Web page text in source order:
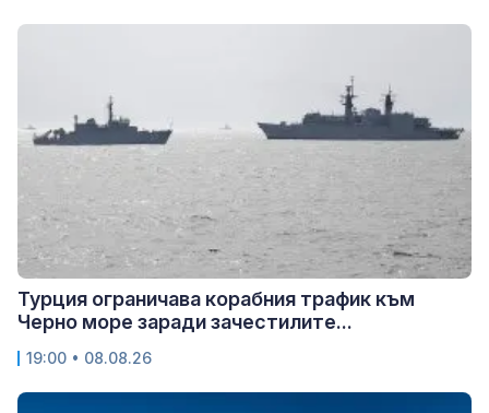
Турция ограничава корабния трафик към
Черно море заради зачестилите...
19:00 • 08.08.26